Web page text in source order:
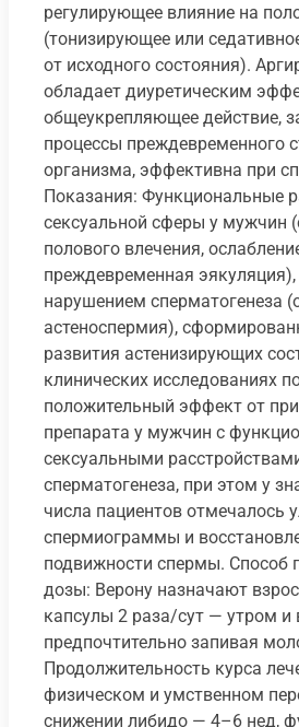
регулирующее влияние на
(тонизирующее или
от исходного состояния).
обладает диуретическим
общеукрепляющее действие,
процессы преждевременного
организма, эффективна при
Показания: Функциональные
сексуальной сферы у мужчин
полового влечения,
преждевременная
нарушением сперматогенеза
астеноспермия),
развития астенизирующих
клинических исследованиях
положительный эффект от
препарата у мужчин с
сексуальными
сперматогенеза, при этом у
числа пациентов отмечалось
спермиограммы и
подвижности спермы. Способ
дозы: Верону назначают
капсулы 2 раза/сут — утром и
предпочтительно запивая
Продолжительность курса
физическом и умственном
снижении либидо — 4–6 нед,